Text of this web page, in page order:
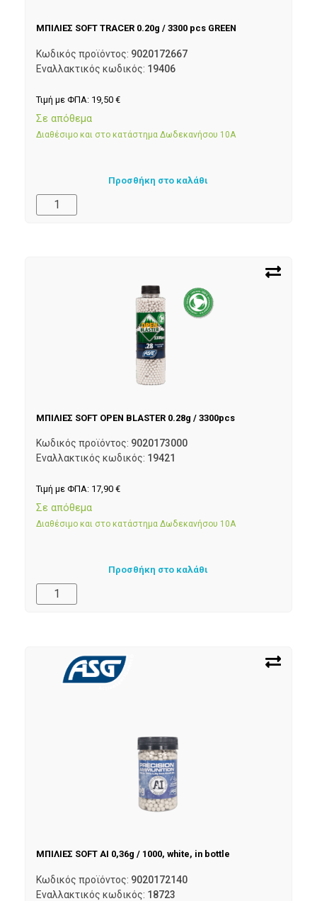
ΜΠΙΛΙΕΣ SOFT TRACER 0.20g / 3300 pcs GREEN
Κωδικός προϊόντος: 9020172667
Εναλλακτικός κωδικός: 19406
Τιμή με ΦΠΑ: 19,50 €
Σε απόθεμα
Διαθέσιμο και στο κατάστημα Δωδεκανήσου 10Α
Προσθήκη στο καλάθι
ΜΠΙΛΙΕΣ SOFT OPEN BLASTER 0.28g / 3300pcs
Κωδικός προϊόντος: 9020173000
Εναλλακτικός κωδικός: 19421
Τιμή με ΦΠΑ: 17,90 €
Σε απόθεμα
Διαθέσιμο και στο κατάστημα Δωδεκανήσου 10Α
Προσθήκη στο καλάθι
ΜΠΙΛΙΕΣ SOFT AI 0,36g / 1000, white, in bottle
Κωδικός προϊόντος: 9020172140
Εναλλακτικός κωδικός: 18723